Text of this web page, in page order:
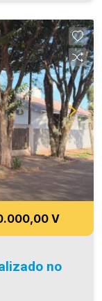
excelência
de
alteração
V
no